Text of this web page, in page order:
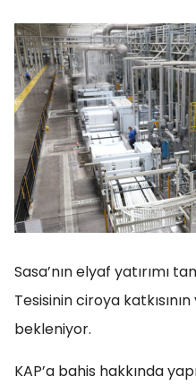
Sasa’nın elyaf yatırımı
Tesisinin ciroya
bekleniyor.
KAP’a bahis hakkında